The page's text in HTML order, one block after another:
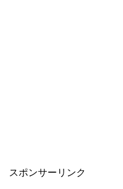
スポンサーリンク